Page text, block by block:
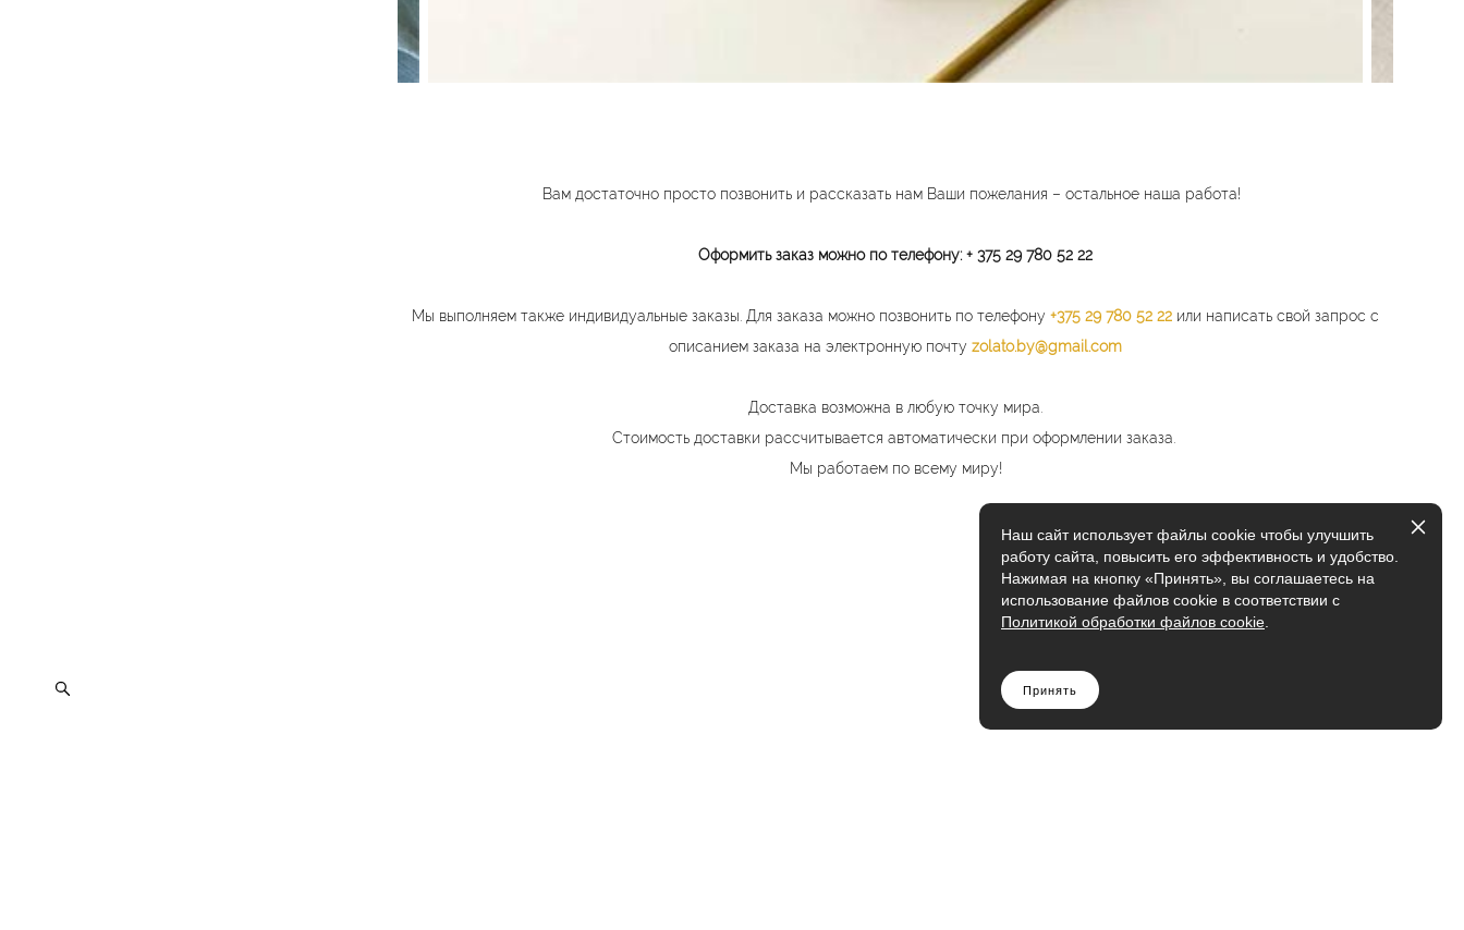
Вам достаточно просто позвонить и рассказать нам Ваши пожелания – остальное наша работа!
Оформить заказ можно по телефону:+ 375 29 780 52 22
Мы выполняем также индивидуальные заказы. Для заказа можно позвонить по телефону +375 29 780 52 22 или написать свой запрос с
описанием заказа на электронную почту zolato.by@gmail.com
Доставка возможна в любую точку мира.
Стоимость доставки рассчитывается автоматически при оформлении заказа.
Мы работаем по всему миру!
Наш сайт использует файлы cookie чтобы улучшить
работу сайта, повысить его эффективность и удобство.
Нажимая на кнопку «Принять», вы соглашаетесь на
использование файлов cookie в соответствии с
Политикой обработки файлов cookie
Принять